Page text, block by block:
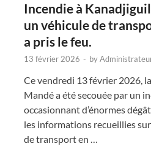
Incendie à
un véhicule de
a pris le feu.
13 février 2026 - by
Ce vendredi 13 février 2026,
Mandé a été secouée par un
occasionnant d’énormes
les informations recueillies
de transport en …